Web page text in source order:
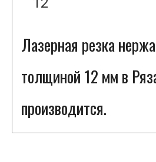
Лазерная резка
толщиной 12 мм в
производится.